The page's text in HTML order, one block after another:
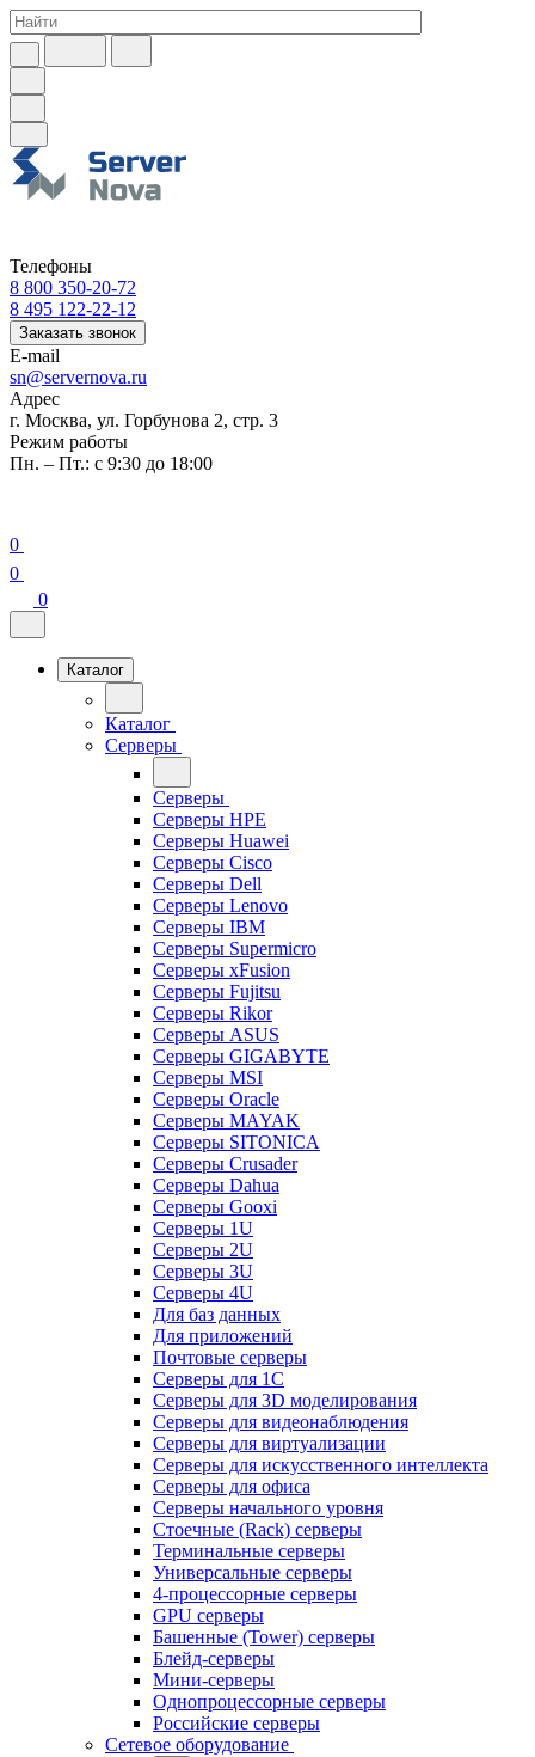
Телефоны
8 800 350-20-72
8 495 122-22-12
Заказать звонок
E-mail
sn@servernova.ru
Адрес
г. Москва, ул. Горбунова 2, стр. 3
Режим работы
Пн. – Пт.: с 9:30 до 18:00
0
0
0
Каталог
Каталог
Серверы
Серверы
Серверы HPE
Серверы Huawei
Серверы Cisco
Серверы Dell
Серверы Lenovo
Серверы IBM
Серверы Supermicro
Серверы xFusion
Серверы Fujitsu
Серверы Rikor
Серверы ASUS
Серверы GIGABYTE
Серверы MSI
Серверы Oracle
Серверы MAYAK
Серверы SITONICA
Серверы Crusader
Серверы Dahua
Серверы Gooxi
Серверы 1U
Серверы 2U
Серверы 3U
Серверы 4U
Для баз данных
Для приложений
Почтовые серверы
Серверы для 1С
Серверы для 3D моделирования
Серверы для видеонаблюдения
Серверы для виртуализации
Серверы для искусственного интеллекта
Серверы для офиса
Серверы начального уровня
Стоечные (Rack) серверы
Терминальные серверы
Универсальные серверы
4-процессорные серверы
GPU серверы
Башенные (Tower) серверы
Блейд-серверы
Мини-серверы
Однопроцессорные серверы
Российские серверы
Сетевое оборудование